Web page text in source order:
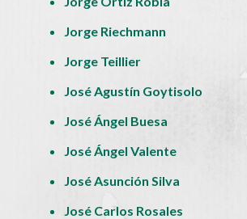
Jorge Riechmann
Jorge Teillier
José Agustín Goytisolo
José Ángel Buesa
José Ángel Valente
José Asunción Silva
José Carlos Rosales